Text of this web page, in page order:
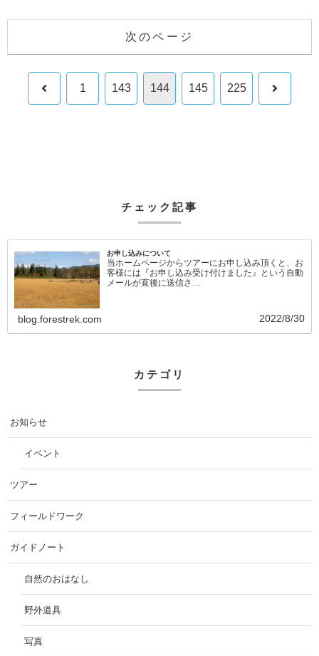
次のページ
前 1 143 144 145 225 次
チェック記事
お申し込みについて
当ホームページからツアーにお申し込み頂くと、お
客様には『お申し込み受け付けました』という自動
メールが直後に送信さ…
blog.forestrek.com 2022/8/30
カテゴリ
お知らせ
イベント
ツアー
フィールドワーク
ガイドノート
自然のおはなし
野外道具
写真